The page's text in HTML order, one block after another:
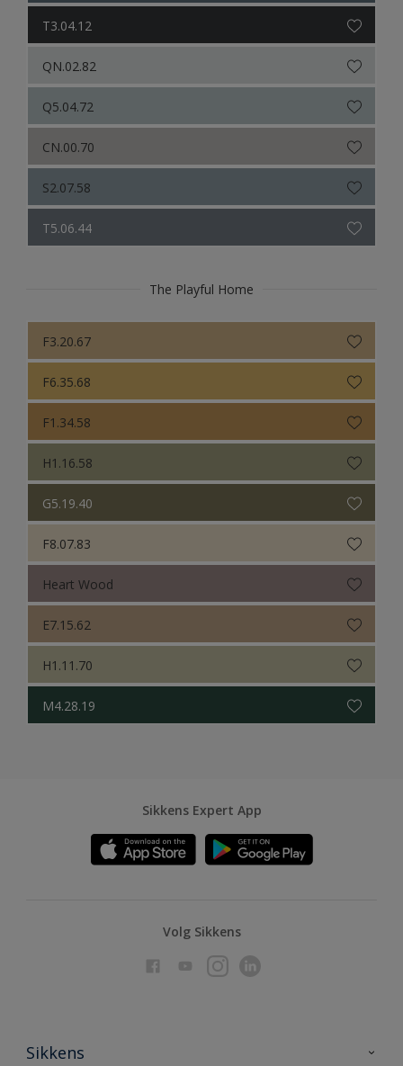
T3.04.12
QN.02.82
Q5.04.72
CN.00.70
S2.07.58
T5.06.44
The Playful Home
F3.20.67
F6.35.68
F1.34.58
H1.16.58
G5.19.40
F8.07.83
Heart Wood
E7.15.62
H1.11.70
M4.28.19
Sikkens Expert App
Volg Sikkens
Sikkens